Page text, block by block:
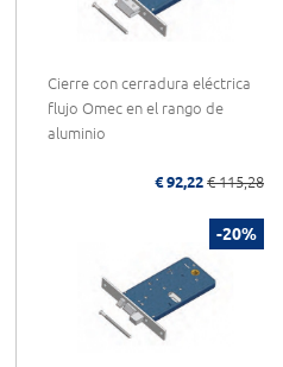
Cierre con cerradura eléctrica
flujo Omec en el rango de
aluminio
€ 92,22 € 115,28
-20%